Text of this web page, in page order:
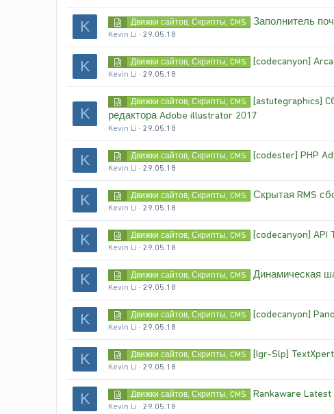
K Движки сайтов, Скрипты, CMS Заполнитель
Kevin Li 29.05.18
K Движки сайтов, Скрипты, CMS [codecanyon]
Kevin Li 29.05.18
K
Движки сайтов, Скрипты, CMS
[astutegraphics]
редактора Adobe illustrator 2017
Kevin Li 29.05.18
K Движки сайтов, Скрипты, CMS [codester] PHP
Kevin Li 29.05.18
K Движки сайтов, Скрипты, CMS Скрытая RMS
Kevin Li 29.05.18
K Движки сайтов, Скрипты, CMS [codecanyon] API
Kevin Li 29.05.18
K Движки сайтов, Скрипты, CMS Динамическая
Kevin Li 29.05.18
K Движки сайтов, Скрипты, CMS [codecanyon]
Kevin Li 29.05.18
K Движки сайтов, Скрипты, CMS [Igr-Slp]
Kevin Li 29.05.18
K Движки сайтов, Скрипты, CMS Rankaware
Kevin Li 29.05.18